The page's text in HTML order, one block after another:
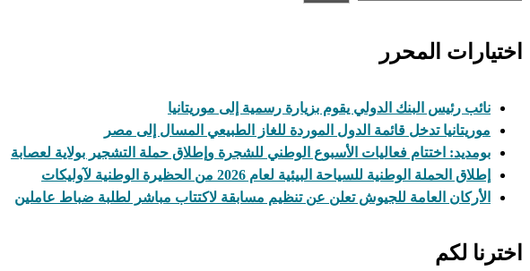
اختيارات المحرر
نائب رئيس البنك الدولي يقوم بزيارة رسمية إلى موريتانيا
موريتانيا تدخل قائمة الدول الموردة للغاز الطبيعي المسال إلى مصر
بومديد: اختتام فعاليات الأسبوع الوطني للشجرة وإطلاق حملة التشجير بولاية لعصابة
إطلاق الحملة الوطنية للسياحة البيئية لعام 2026 من الحظيرة الوطنية لآوليكات
الأركان العامة للجيوش تعلن عن تنظيم مسابقة لاكتتاب مباشر لطلبة ضباط عاملين
اخترنا لكم